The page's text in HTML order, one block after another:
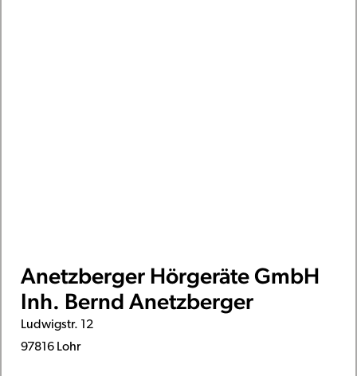
Anetzberger Hörgeräte GmbH
Inh. Bernd Anetzberger
Ludwigstr. 12
97816 Lohr